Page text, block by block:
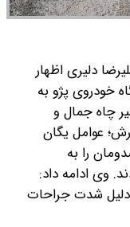
دلیری اظهار
خودروی پژو به
چاه جمال و
عوامل یگان
را به
وی ادامه داد:
دلیل شدت جراحات